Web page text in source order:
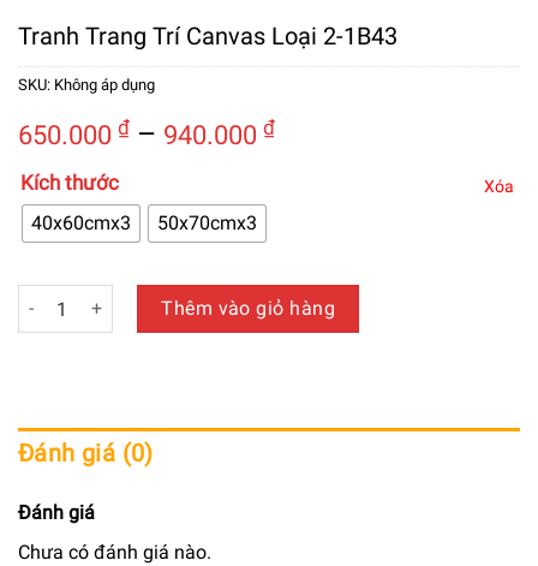
Tranh Trang Trí Canvas Loại 2-1B43
SKU: Không áp dụng
650.000 ₫ – 940.000 ₫Khoảng
940.000 ₫
Kích thước
40x60cmx3 50x70cmx3
Xóa
Tranh Trang Trí Canvas Loại 2-1B43 số lượng
Thêm vào giỏ hàng
Đánh giá (0)
Đánh giá
Chưa có đánh giá nào.